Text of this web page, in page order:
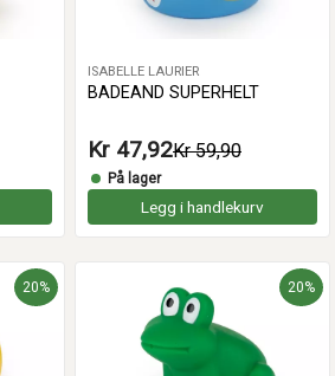
ISABELLE LAURIER
BADEAND SUPERHELT
Kr 47,92Kr 59,90
På lager
Legg i handlekurv
20% 20%